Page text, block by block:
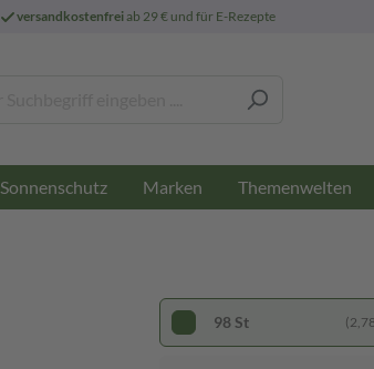
versandkostenfreiab 29 € und für E-Rezepte
Sonnenschutz Marken Themenwelten
98 St